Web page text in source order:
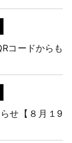
コードからも
せ【８月１9